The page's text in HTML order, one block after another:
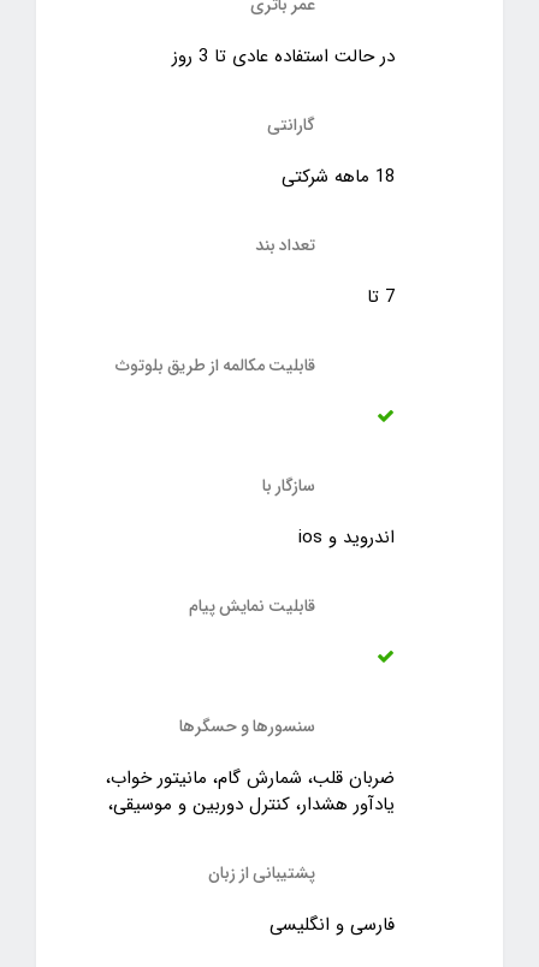
عمر باتری
در حالت استفاده عادی تا 3 روز
گارانتی
18 ماهه شرکتی
تعداد بند
7 تا
قابلیت مکالمه از طریق بلوتوث
سازگار با
اندروید و ios
قابلیت نمایش پیام
سنسورها و حسگرها
ضربان قلب، شمارش گام، مانیتور خواب،
یادآور هشدار، کنترل دوربین و موسیقی،
پشتیبانی از زبان
فارسی و انگلیسی